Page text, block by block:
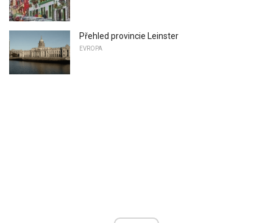
Přehled provincie Leinster
EVROPA